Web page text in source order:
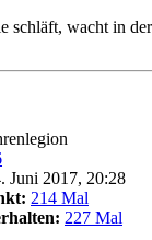
schläft, wacht in
Juni 2017, 20:28
214 Mal
227 Mal